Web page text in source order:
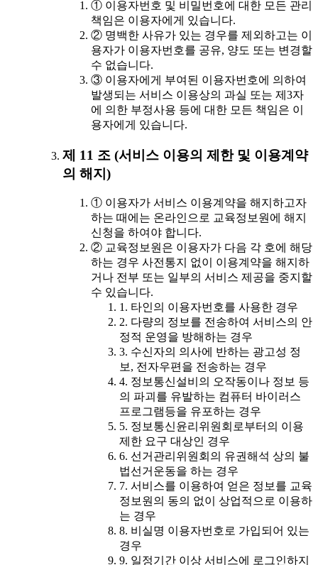
① 이용자번호 및 비밀번호에 대한 모든 관리
책임은 이용자에게 있습니다.
② 명백한 사유가 있는 경우를 제외하고는 이
용자가 이용자번호를 공유, 양도 또는 변경할
수 없습니다.
③ 이용자에게 부여된 이용자번호에 의하여
발생되는 서비스 이용상의 과실 또는 제3자
에 의한 부정사용 등에 대한 모든 책임은 이
용자에게 있습니다.
제 11 조 (서비스 이용의 제한 및 이용계약
의 해지)
① 이용자가 서비스 이용계약을 해지하고자
하는 때에는 온라인으로 교육정보원에 해지
신청을 하여야 합니다.
② 교육정보원은 이용자가 다음 각 호에 해당
하는 경우 사전통지 없이 이용계약을 해지하
거나 전부 또는 일부의 서비스 제공을 중지할
수 있습니다.
1. 타인의 이용자번호를 사용한 경우
2. 다량의 정보를 전송하여 서비스의 안
정적 운영을 방해하는 경우
3. 수신자의 의사에 반하는 광고성 정
보, 전자우편을 전송하는 경우
4. 정보통신설비의 오작동이나 정보 등
의 파괴를 유발하는 컴퓨터 바이러스
프로그램등을 유포하는 경우
5. 정보통신윤리위원회로부터의 이용
제한 요구 대상인 경우
6. 선거관리위원회의 유권해석 상의 불
법선거운동을 하는 경우
7. 서비스를 이용하여 얻은 정보를 교육
정보원의 동의 없이 상업적으로 이용하
는 경우
8. 비실명 이용자번호로 가입되어 있는
경우
9. 일정기간 이상 서비스에 로그인하지